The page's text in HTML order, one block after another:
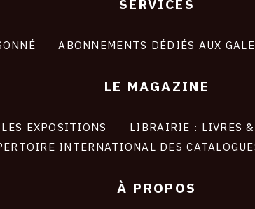
SERVICES
ABONNEMENTS DÉDIÉS AUX
LE MAGAZINE
LES EXPOSITIONS LIBRAIRIE : LIVRES &
INTERNATIONAL DES
À PROPOS